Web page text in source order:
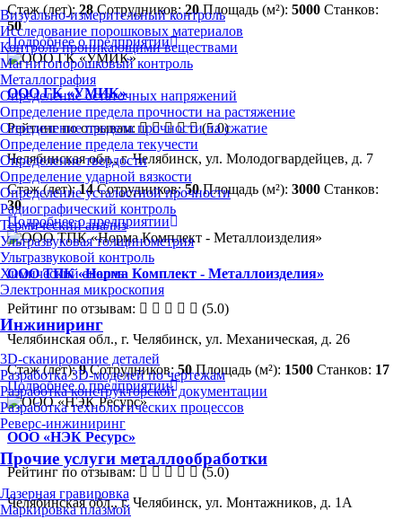
Визуально-измерительный контроль
Исследование порошковых материалов
Контроль проникающими веществами
Магнитопорошковый контроль
Металлография
Определение остаточных напряжений
Определение предела прочности на растяжение
Определение предела прочности на сжатие
Определение предела текучести
Определение твердости
Определение ударной вязкости
Определение усталостной прочности
Радиографический контроль
Термический анализ
Ультразвуковая толщинометрия
Ультразвуковой контроль
Химический анализ
Электронная микроскопия
Инжиниринг
3D-сканирование деталей
Разработка 3D-моделей по чертежам
Разработка конструкторской документации
Разработка технологических процессов
Реверс-инжиниринг
Прочие услуги металлообработки
Лазерная гравировка
Маркировка плазмой
Стаж (лет):28 Сотрудников:20 Площадь (м²): 5000 Станков:
50
Подробнее о предприятии
ООО ГК «УМИК»
Рейтинг по отзывам:
(5.0)
Челябинская обл., г. Челябинск, ул. Молодогвардейцев, д. 7
Стаж (лет):14 Сотрудников:50 Площадь (м²): 3000 Станков:
30
Подробнее о предприятии
ООО ТПК «Норма Комплект - Металлоизделия»
Рейтинг по отзывам:
(5.0)
Челябинская обл., г. Челябинск, ул. Механическая, д. 26
Стаж (лет):9 Сотрудников:50 Площадь (м²): 1500 Станков: 17
Подробнее о предприятии
ООО «НЭК Ресурс»
Рейтинг по отзывам:
(5.0)
Челябинская обл., г. Челябинск, ул. Монтажников, д. 1А